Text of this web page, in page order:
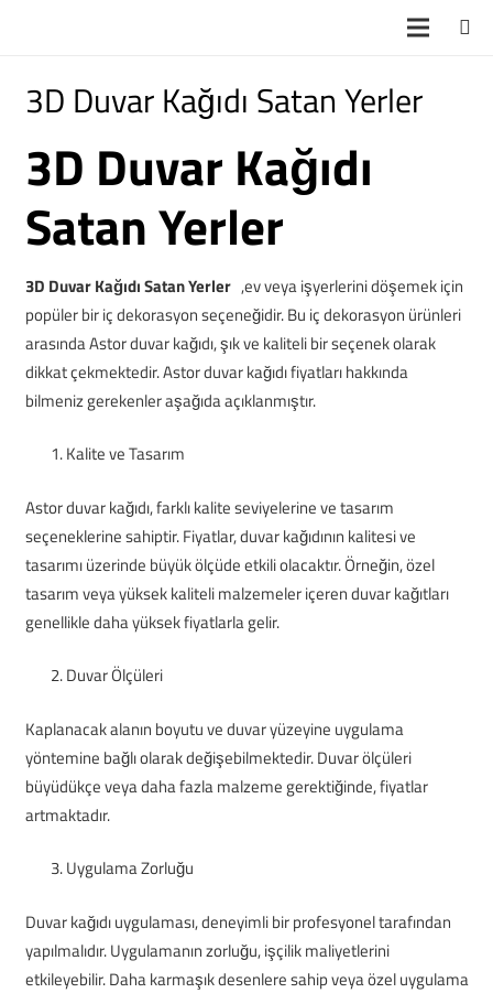
3D Duvar Kağıdı Satan Yerler
3D Duvar Kağıdı
Satan Yerler
3D Duvar Kağıdı Satan Yerler,ev veya işyerlerini döşemek için
popüler bir iç dekorasyon seçeneğidir. Bu iç dekorasyon ürünleri
arasında Astor duvar kağıdı, şık ve kaliteli bir seçenek olarak
dikkat çekmektedir. Astor duvar kağıdı fiyatları hakkında
bilmeniz gerekenler aşağıda açıklanmıştır.
Kalite ve Tasarım
Astor duvar kağıdı, farklı kalite seviyelerine ve tasarım
seçeneklerine sahiptir. Fiyatlar, duvar kağıdının kalitesi ve
tasarımı üzerinde büyük ölçüde etkili olacaktır. Örneğin, özel
tasarım veya yüksek kaliteli malzemeler içeren duvar kağıtları
genellikle daha yüksek fiyatlarla gelir.
Duvar Ölçüleri
Kaplanacak alanın boyutu ve duvar yüzeyine uygulama
yöntemine bağlı olarak değişebilmektedir. Duvar ölçüleri
büyüdükçe veya daha fazla malzeme gerektiğinde, fiyatlar
artmaktadır.
Uygulama Zorluğu
Duvar kağıdı uygulaması, deneyimli bir profesyonel tarafından
yapılmalıdır. Uygulamanın zorluğu, işçilik maliyetlerini
etkileyebilir. Daha karmaşık desenlere sahip veya özel uygulama